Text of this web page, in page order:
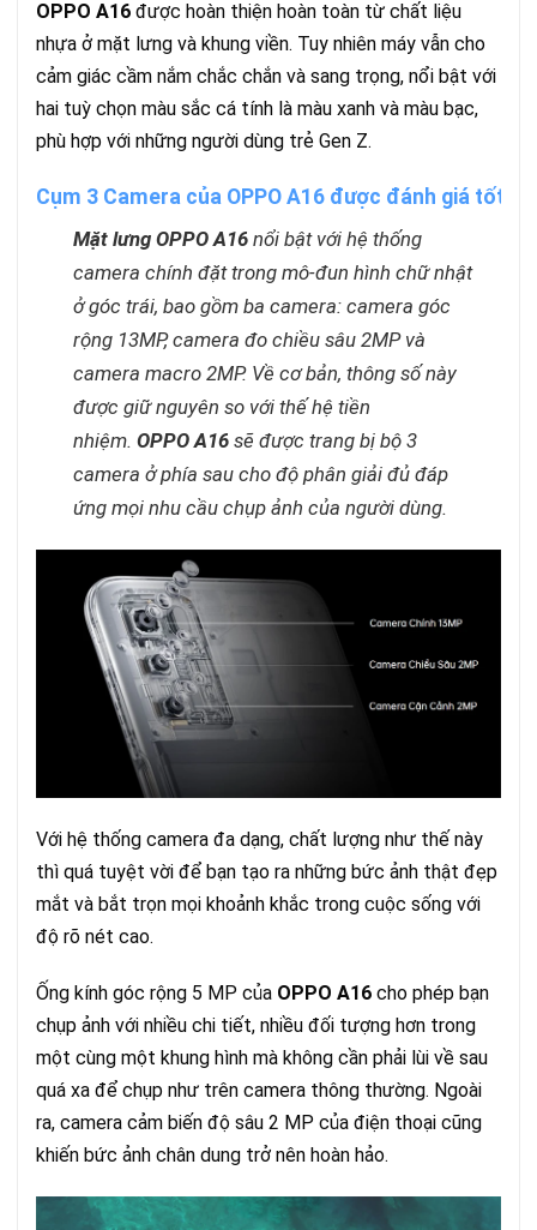
OPPO A16 được hoàn thiện hoàn toàn từ chất liệu
nhựa ở mặt lưng và khung viền. Tuy nhiên máy vẫn cho
cảm giác cầm nắm chắc chắn và sang trọng, nổi bật với
hai tuỳ chọn màu sắc cá tính là màu xanh và màu bạc,
phù hợp với những người dùng trẻ Gen Z.
Cụm 3 Camera của OPPO A16 được đánh giá tốt
Mặt lưng OPPO A16 nổi bật với hệ thống
camera chính đặt trong mô-đun hình chữ nhật
ở góc trái, bao gồm ba camera: camera góc
rộng 13MP, camera đo chiều sâu 2MP và
camera macro 2MP. Về cơ bản, thông số này
được giữ nguyên so với thế hệ tiền
nhiệm.OPPO A16 sẽ được trang bị bộ 3
camera ở phía sau cho độ phân giải đủ đáp
ứng mọi nhu cầu chụp ảnh của người dùng.
Với hệ thống camera đa dạng, chất lượng như thế này
thì quá tuyệt vời để bạn tạo ra những bức ảnh thật đẹp
mắt và bắt trọn mọi khoảnh khắc trong cuộc sống với
độ rõ nét cao.
Ống kính góc rộng 5 MP của OPPO A16 cho phép bạn
chụp ảnh với nhiều chi tiết, nhiều đối tượng hơn trong
một cùng một khung hình mà không cần phải lùi về sau
quá xa để chụp như trên camera thông thường. Ngoài
ra, camera cảm biến độ sâu 2 MP của điện thoại cũng
khiến bức ảnh chân dung trở nên hoàn hảo.